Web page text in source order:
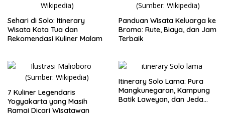
Sehari di Solo: Itinerary
Wisata Kota Tua dan
Rekomendasi Kuliner Malam
Panduan Wisata Keluarga ke
Bromo: Rute, Biaya, dan Jam
Terbaik
7 Kuliner Legendaris
Yogyakarta yang Masih
Ramai Dicari Wisatawan
Itinerary Solo Lama: Pura
Mangkunegaran, Kampung
Batik Laweyan, dan Jeda